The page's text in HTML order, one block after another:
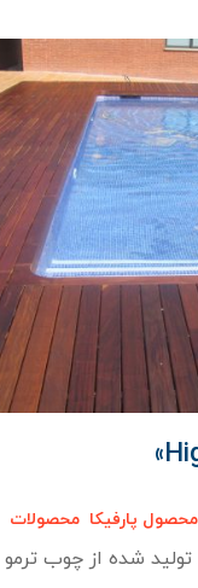
پارفیکا محصولات
۱۰۰%ضد آب، تولید شده از چوب